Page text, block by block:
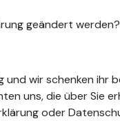
geändert werden?
wir schenken ihr
uns, die über Sie
oder